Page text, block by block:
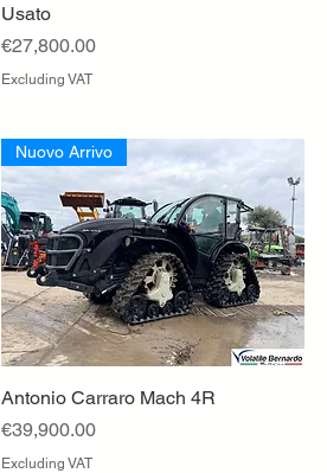
Usato
Price
€27,800.00
Excluding VAT
Quick View
Nuovo Arrivo
Antonio Carraro Mach 4R
Price
€39,900.00
Excluding VAT